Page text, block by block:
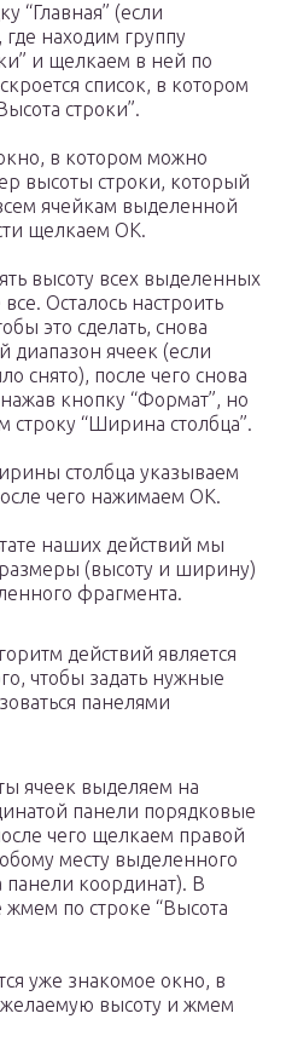
“Главная” (если
находим группу
и щелкаем в ней по
список, в котором
строки”.
в котором можно
высоты строки, который
ячейкам выделенной
щелкаем OK.
высоту всех выделенных
Осталось настроить
это сделать, снова
диапазон ячеек (если
снято), после чего снова
кнопку “Формат”, но
строку “Ширина столбца”.
столбца указываем
чего нажимаем OK.
наших действий мы
(высоту и ширину)
фрагмента.
действий является
чтобы задать нужные
панелями
ячеек выделяем на
панели порядковые
чего щелкаем правой
месту выделенного
панели координат). В
по строке “Высота
уже знакомое окно, в
высоту и жмем